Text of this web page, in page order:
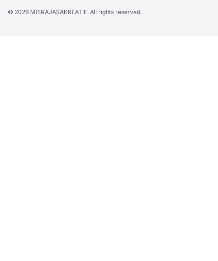
© 2026 MITRAJASAKREATIF. All rights reserved.